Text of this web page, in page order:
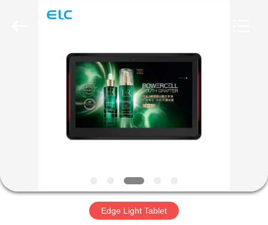
PRODOTTI
GIRO
Edge Light Tablet